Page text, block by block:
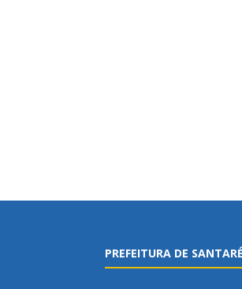
PREFEITURA DE